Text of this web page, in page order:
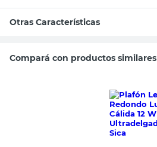
Otras Características
Compará con productos similares